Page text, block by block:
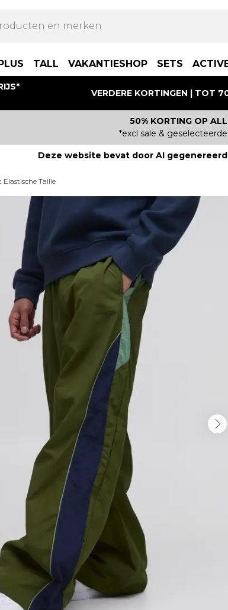
TALL VAKANTIESHOP SETS
VERDERE KORTINGEN | TOT
50% KORTING OP
*excl sale &
Deze website bevat door AI
Elastische Taille